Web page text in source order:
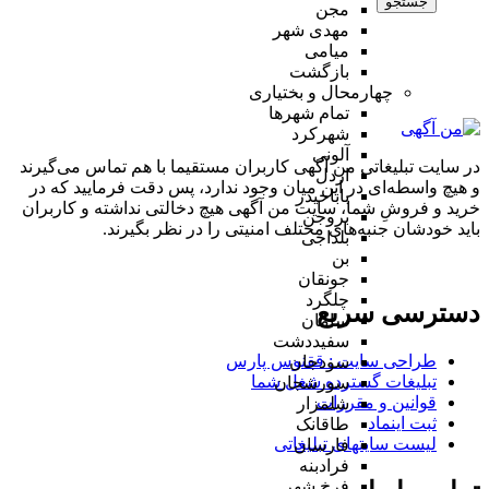
مجن
مهدی شهر
میامی
بازگشت
چهارمحال و بختیاری
تمام شهر‌ها
شهرکرد
آلونی
اردل
باباحیدر
بروجن
بلداجی
بن
جونقان
چلگرد
سامان
سفیددشت
سودجان
سورشجان
شلمزار
طاقانک
فارسان
فرادبنه
در سایت تبلیغاتی من آگهی کاربران مستقیما با هم تماس می‌گیرند
و هیچ واسطه‌ای در این میان وجود ندارد، پس دقت فرمایید که در
خرید و فروشِ شما، سایت من آگهی هیچ دخالتی نداشته و کاربران
باید خودشان جنبه‌های مختلف امنیتی را در نظر بگیرند.
دسترسی سریع
طراحی سایت :‌ ققنوس پارس
تبلیغات گسترده شغل شما
قوانین و مقررات
ثبت اینماد
لیست سایتهای تبلیغاتی